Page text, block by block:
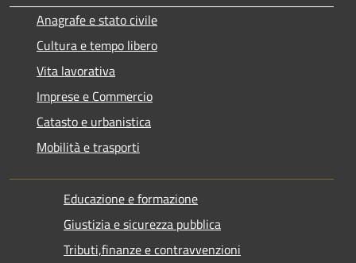
Anagrafe e stato civile
Cultura e tempo libero
Vita lavorativa
Imprese e Commercio
Catasto e urbanistica
Mobilità e trasporti
Educazione e formazione
Giustizia e sicurezza pubblica
Tributi,finanze e contravvenzioni